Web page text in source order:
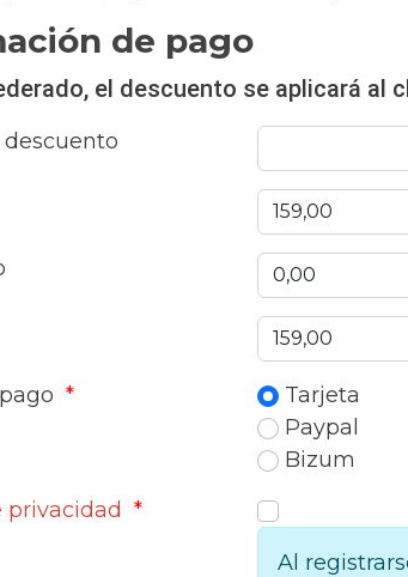
de pago
el descuento se aplicará al
*
Tarjeta
Paypal
Bizum
privacidad *
Al